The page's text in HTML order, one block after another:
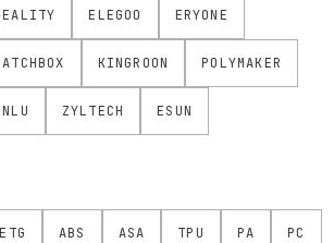
ELEGOO ERYONE
KINGROON POLYMAKER
ZYLTECH ESUN
ABS ASA TPU PA PC